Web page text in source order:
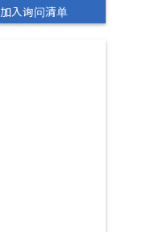
加入询问清单